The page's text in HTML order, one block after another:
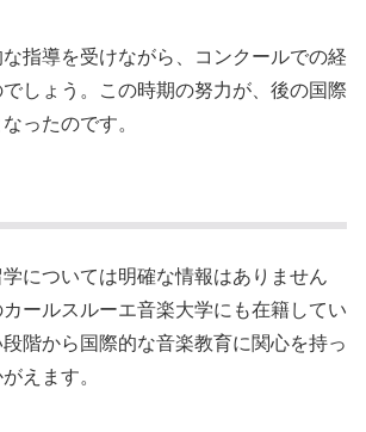
指導を受けながら、コンクールでの経
しょう。この時期の努力が、後の国際
ったのです。
については明確な情報はありません
ールスルーエ音楽大学にも在籍してい
階から国際的な音楽教育に関心を持っ
えます。